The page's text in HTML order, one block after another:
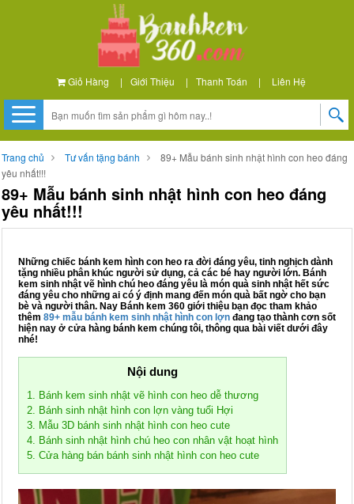
Giỏ Hàng | Giới Thiệu | Thanh Toán | Liên Hệ
Trang chủ Tư vấn tặng bánh
89+ Mẫu bánh sinh nhật hình con heo đáng
yêu nhất!!!
89+ Mẫu bánh sinh nhật hình con heo đáng
yêu nhất!!!
Những chiếc bánh kem hình con heo ra đời đáng yêu, tinh nghịch dành
tặng nhiều phân khúc người sử dụng, cả các bé hay người lớn. Bánh
kem sinh nhật vẽ hình chú heo đáng yêu là món quà sinh nhật hết sức
đáng yêu cho những ai có ý định mang đến món quà bất ngờ cho bạn
bè và người thân. Nay Bánh kem 360 giới thiệu bạn đọc tham khảo
thêm 89+ mẫu bánh kem sinh nhật hình con lợn đang tạo thành cơn sốt
hiện nay ở cửa hàng bánh kem chúng tôi, thông qua bài viết dưới đây
nhé!
Nội dung
1. Bánh kem sinh nhật vẽ hình con heo dễ thương
2. Bánh sinh nhật hình con lợn vàng tuổi Hợi
3. Mẫu 3D bánh sinh nhật hình con heo cute
4. Bánh sinh nhật hình chú heo con nhân vật hoạt hình
5. Cửa hàng bán bánh sinh nhật hình con heo cute